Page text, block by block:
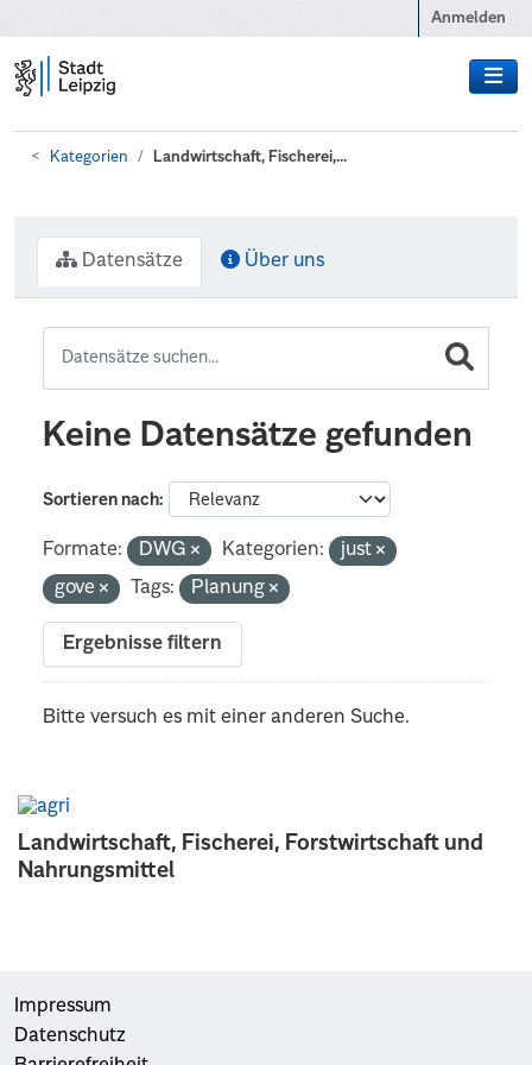
Anmelden
Kategorien Landwirtschaft, Fischerei,...
Landwirtschaft, Fischerei, Forstwirtschaft und
Nahrungsmittel
Datensätze Über uns
Keine Datensätze gefunden
Sortieren nach
Formate: DWG Kategorien:
just
gove
Tags: Planung
Ergebnisse filtern
Bitte versuch es mit einer anderen Suche.
Impressum
Datenschutz